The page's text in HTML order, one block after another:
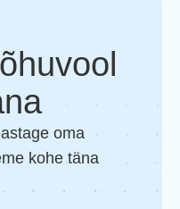
oma
kohe täna